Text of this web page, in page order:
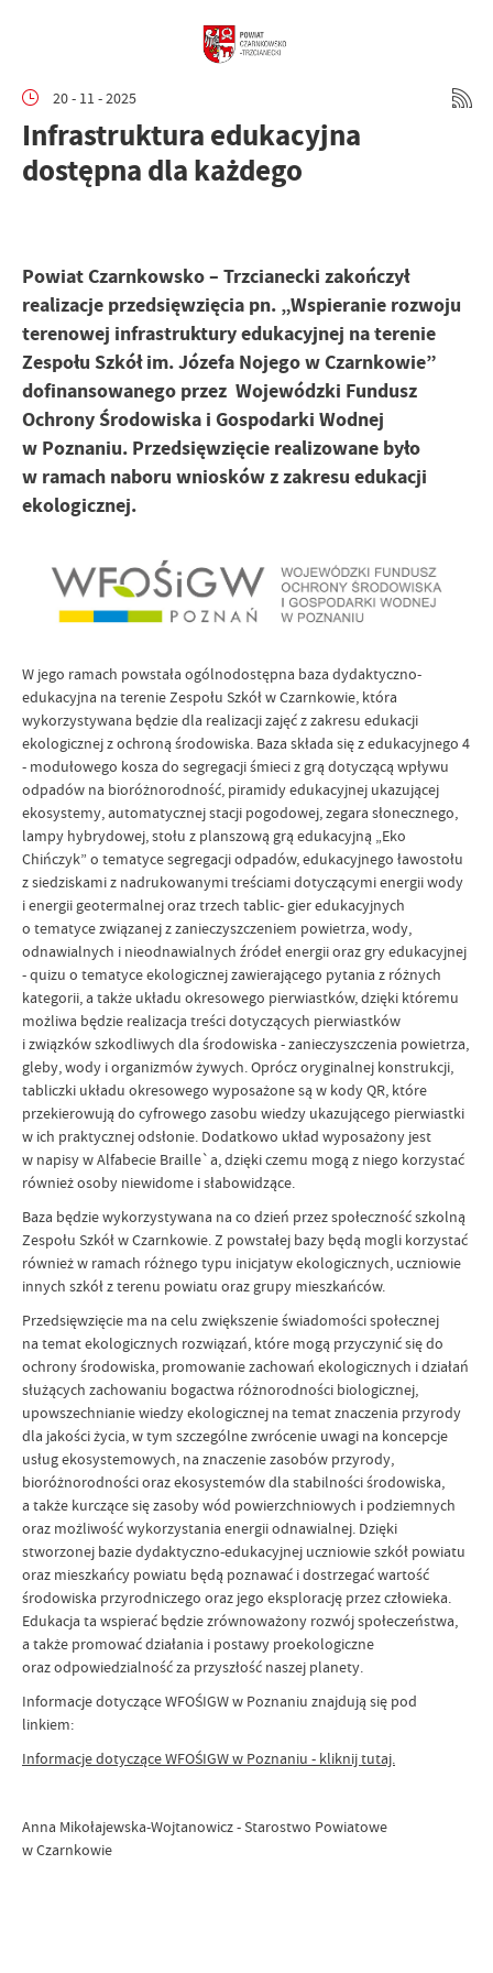
20 - 11 - 2025
Infrastruktura edukacyjna
dostępna dla każdego
Powiat Czarnkowsko – Trzcianecki zakończył
realizacje przedsięwzięcia pn. „Wspieranie rozwoju
terenowej infrastruktury edukacyjnej na terenie
Zespołu Szkół im. Józefa Nojego w Czarnkowie”
dofinansowanego przez Wojewódzki Fundusz
Ochrony Środowiska i Gospodarki Wodnej
w Poznaniu. Przedsięwzięcie realizowane było
w ramach naboru wniosków z zakresu edukacji
ekologicznej.
W jego ramach powstała ogólnodostępna baza dydaktyczno-
edukacyjna na terenie Zespołu Szkół w Czarnkowie, która
wykorzystywana będzie dla realizacji zajęć z zakresu edukacji
ekologicznej z ochroną środowiska. Baza składa się z edukacyjnego 4
- modułowego kosza do segregacji śmieci z grą dotyczącą wpływu
odpadów na bioróżnorodność, piramidy edukacyjnej ukazującej
ekosystemy, automatycznej stacji pogodowej, zegara słonecznego,
lampy hybrydowej, stołu z planszową grą edukacyjną „Eko
Chińczyk” o tematyce segregacji odpadów, edukacyjnego ławostołu
z siedziskami z nadrukowanymi treściami dotyczącymi energii wody
i energii geotermalnej oraz trzech tablic- gier edukacyjnych
o tematyce związanej z zanieczyszczeniem powietrza, wody,
odnawialnych i nieodnawialnych źródeł energii oraz gry edukacyjnej
- quizu o tematyce ekologicznej zawierającego pytania z różnych
kategorii, a także układu okresowego pierwiastków, dzięki któremu
możliwa będzie realizacja treści dotyczących pierwiastków
i związków szkodliwych dla środowiska - zanieczyszczenia powietrza,
gleby, wody i organizmów żywych. Oprócz oryginalnej konstrukcji,
tabliczki układu okresowego wyposażone są w kody QR, które
przekierowują do cyfrowego zasobu wiedzy ukazującego pierwiastki
w ich praktycznej odsłonie. Dodatkowo układ wyposażony jest
w napisy w Alfabecie Braille`a, dzięki czemu mogą z niego korzystać
również osoby niewidome i słabowidzące.
Baza będzie wykorzystywana na co dzień przez społeczność szkolną
Zespołu Szkół w Czarnkowie. Z powstałej bazy będą mogli korzystać
również w ramach różnego typu inicjatyw ekologicznych, uczniowie
innych szkół z terenu powiatu oraz grupy mieszkańców.
Przedsięwzięcie ma na celu zwiększenie świadomości społecznej
na temat ekologicznych rozwiązań, które mogą przyczynić się do
ochrony środowiska, promowanie zachowań ekologicznych i działań
służących zachowaniu bogactwa różnorodności biologicznej,
upowszechnianie wiedzy ekologicznej na temat znaczenia przyrody
dla jakości życia, w tym szczególne zwrócenie uwagi na koncepcje
usług ekosystemowych, na znaczenie zasobów przyrody,
bioróżnorodności oraz ekosystemów dla stabilności środowiska,
a także kurczące się zasoby wód powierzchniowych i podziemnych
oraz możliwość wykorzystania energii odnawialnej. Dzięki
stworzonej bazie dydaktyczno-edukacyjnej uczniowie szkół powiatu
oraz mieszkańcy powiatu będą poznawać i dostrzegać wartość
środowiska przyrodniczego oraz jego eksplorację przez człowieka.
Edukacja ta wspierać będzie zrównoważony rozwój społeczeństwa,
a także promować działania i postawy proekologiczne
oraz odpowiedzialność za przyszłość naszej planety.
Informacje dotyczące WFOŚIGW w Poznaniu znajdują się pod
linkiem:
Informacje dotyczące WFOŚIGW w Poznaniu - kliknij tutaj.
Anna Mikołajewska-Wojtanowicz - Starostwo Powiatowe
w Czarnkowie